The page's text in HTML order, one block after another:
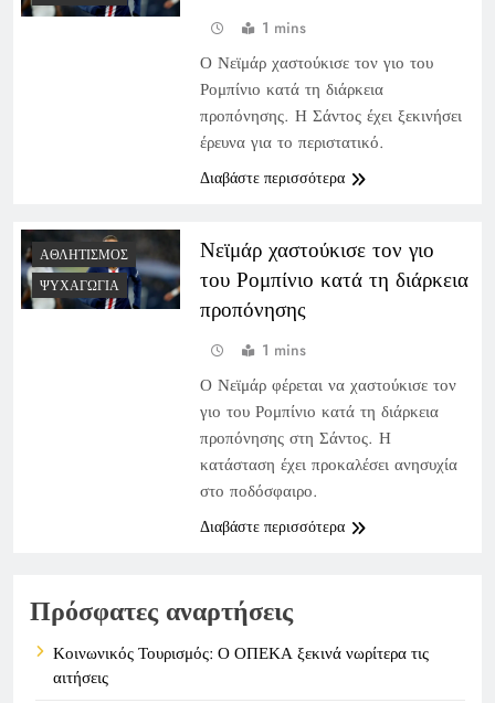
1 mins
Ο Νεϊμάρ χαστούκισε τον γιο του
Ρομπίνιο κατά τη διάρκεια
προπόνησης. Η Σάντος έχει ξεκινήσει
έρευνα για το περιστατικό.
Διαβάστε περισσότερα
ΑΘΛΗΤΙΣΜΌΣ
ΨΥΧΑΓΩΓΊΑ
Νεϊμάρ χαστούκισε τον γιο
του Ρομπίνιο κατά τη διάρκεια
προπόνησης
1 mins
Ο Νεϊμάρ φέρεται να χαστούκισε τον
γιο του Ρομπίνιο κατά τη διάρκεια
προπόνησης στη Σάντος. Η
κατάσταση έχει προκαλέσει ανησυχία
στο ποδόσφαιρο.
Διαβάστε περισσότερα
Πρόσφατες αναρτήσεις
Κοινωνικός Τουρισμός: Ο ΟΠΕΚΑ ξεκινά νωρίτερα τις
αιτήσεις